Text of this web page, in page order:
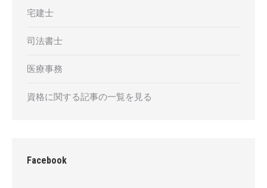
宅建士
司法書士
医療事務
資格に関する記事の一覧を見る
Facebook